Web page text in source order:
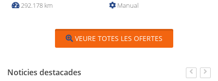
292.178 km
Manual
VEURE TOTES LES OFERTES
Noticies destacades